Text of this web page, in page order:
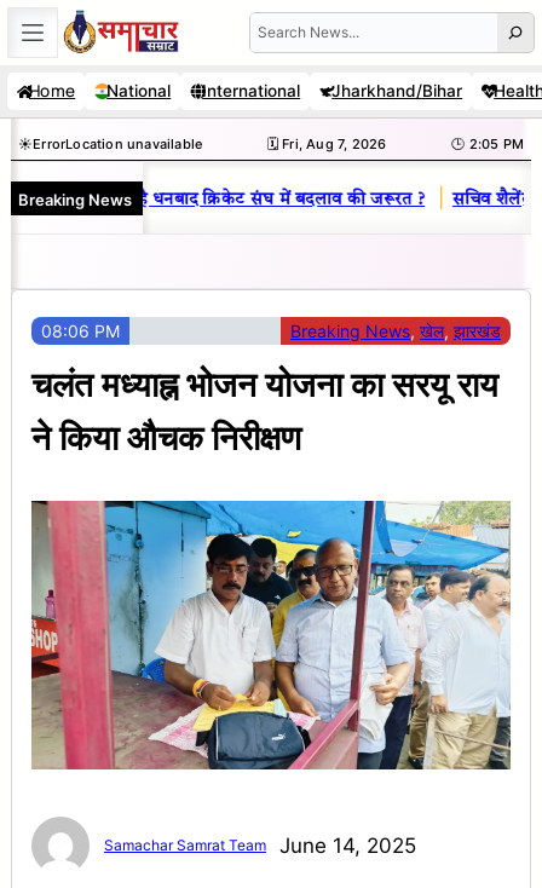
Skip
to
content
Search
Home National International Jharkhand/Bihar
☀️ErrorLocation unavailable 🗓️ Fri, Aug 7, 2026 🕒 2:05 PM
Breaking News
: जानें क्यों है धनबाद क्रिकेट संघ में बदलाव की जरूरत ? | सचिव शैलेंद्र
08:06 PM Breaking News, खेल, झारखंड
चलंत मध्याह्न भोजन योजना का सरयू राय
ने किया औचक निरीक्षण
Samachar Samrat Team June 14, 2025